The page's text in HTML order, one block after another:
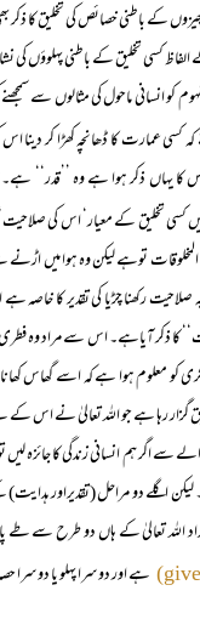
کے باطنی خصائص کی تخلیق کا
کسی تخلیق کے باطنی پہلوؤں کی
ماحول کی مثالوں سے سمجھنے
عمارت کا ڈھانچہ کھڑا کر دینا اس
جس کا یہاں ذکر ہوا ہے وہ
تخلیق کے معیار‘ اس کی صلاحیت‘
المخلوقات توہے لیکن وہ ہوا
صلاحیت رکھنا چڑیا کی تقدیر کا
کا ذکر آیاہے۔ اس سے مراد وہ فطری
کو معلوم ہوا ہے کہ اسے گھاس
گزار رہا ہے جو اللہ تعالیٰ نے اس
انسانی زندگی کا جائزہ لیں تو
لیکن اگلے دو مراحل (تقدیراور
اللہ تعالیٰ کے ہاں دو طرح سے
ہے اور دوسرا پہلو یا دوسرا